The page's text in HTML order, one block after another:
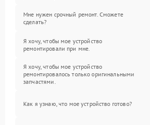
Мне нужен срочный ремонт. Сможете
сделать?
Я хочу, чтобы мое устройство
ремонтировали при мне.
Я хочу, чтобы мое устройство
ремонтировалось только оригинальными
запчастями.
Как я узнаю, что мое устройство готово?